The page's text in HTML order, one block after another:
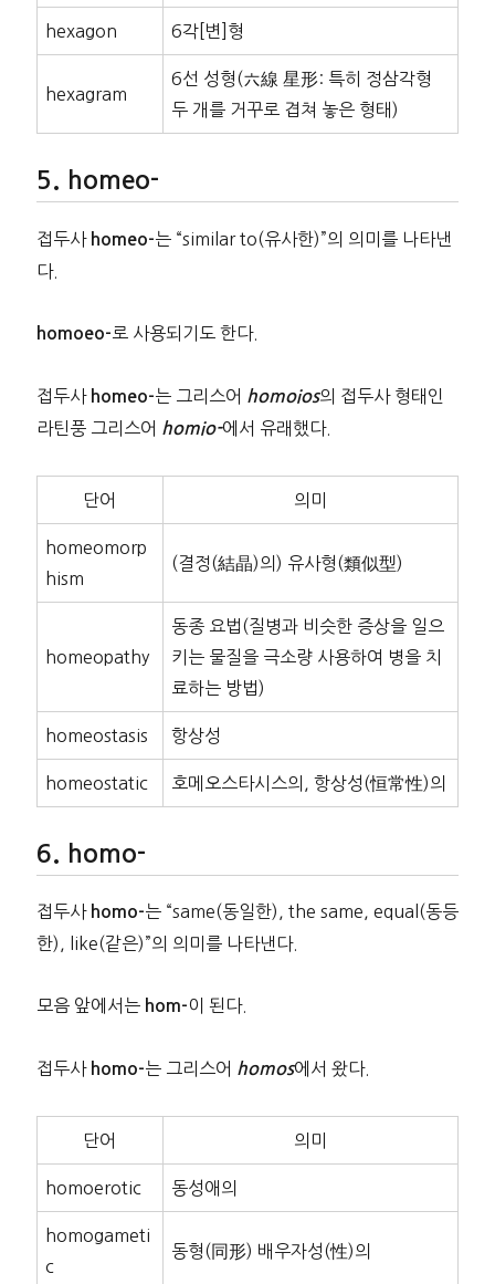
hexagon 6각[변]형
hexagram
6선 성형(六線 星形: 특히 정삼각형
두 개를 거꾸로 겹쳐 놓은 형태)
homeo-
접두사 homeo-는 “similar to(유사한)”의 의미를 나타낸
다.
homoeo- 로 사용되기도 한다.
접두사 homeo-는 그리스어 homoios의 접두사 형태인
라틴풍 그리스어 homio-에서 유래했다.
단어 의미
homeomorp
hism
(결정(結晶)의) 유사형(類似型)
homeopathy
동종 요법(질병과 비슷한 증상을 일으
키는 물질을 극소량 사용하여 병을 치
료하는 방법)
homeostasis 항상성
homeostatic 호메오스타시스의, 항상성(恒常性)의
homo-
접두사 homo-는 “same(동일한), the same, equal(동등
한), like(같은)”의 의미를 나타낸다.
모음 앞에서는 hom- 이 된다.
접두사 homo-는 그리스어 homos에서 왔다.
단어 의미
homoerotic 동성애의
homogameti
c
동형(同形) 배우자성(性)의